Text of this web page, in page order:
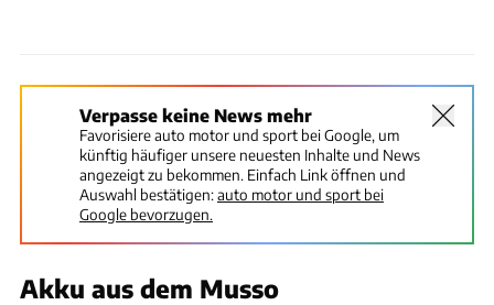
Verpasse keine News mehr
Favorisiere auto motor und sport bei Google, um
künftig häufiger unsere neuesten Inhalte und News
angezeigt zu bekommen. Einfach Link öffnen und
Auswahl bestätigen:auto motor und sport bei
Google bevorzugen.
Akku aus dem Musso